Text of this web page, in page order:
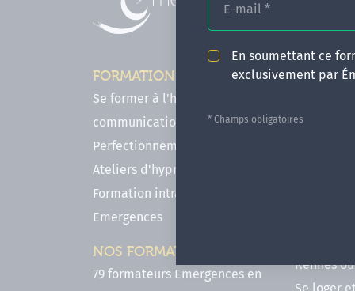
E-mail *
En soumettant ce
exclusivement par
* Champs obligatoires
FORMATIONS
Se former à l'hypnose, l'IMO & la
communication
Perfectionnements en Hypnose
Ateliers d'hypnose en ligne
Formation intra-établissement
Emergences
NOS FORMATEURS
79 formateurs Emergences en
INFOS
en
Rennes